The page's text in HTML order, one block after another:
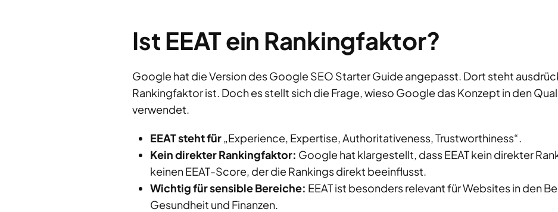
Ist EEAT ein Rankingfaktor?
Google hat die Version des Google SEO Starter Guide angepasst. Dort steht
Rankingfaktor ist. Doch es stellt sich die Frage, wieso Google das Konzept in den
verwendet.
EEAT steht für„Experience, Expertise, Authoritativeness, Trustworthiness“.
Kein direkter Rankingfaktor: Google hat klargestellt, dass EEAT kein direkter
keinen EEAT-Score, der die Rankings direkt beeinflusst.
Wichtig für sensible Bereiche: EEAT ist besonders relevant für Websites in den
Gesundheit und Finanzen.